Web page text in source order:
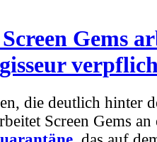
Gems
die deutlich hinter
Screen Gems